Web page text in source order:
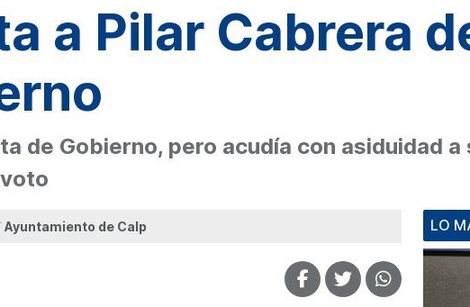
a Pilar Cabrera
de Gobierno, pero acudía con asiduidad a
Ayuntamiento de Calp LO